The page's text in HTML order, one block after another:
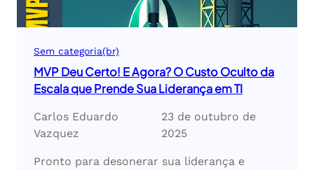
Sem categoria(br)
MVP Deu Certo! E Agora? O Custo Oculto da
Escala que Prende Sua Liderança em TI
Carlos Eduardo
Vazquez
23 de outubro de
2025
Pronto para desonerar sua liderança e